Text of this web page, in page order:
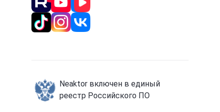
Neaktor включен в единый
реестр Российского ПО